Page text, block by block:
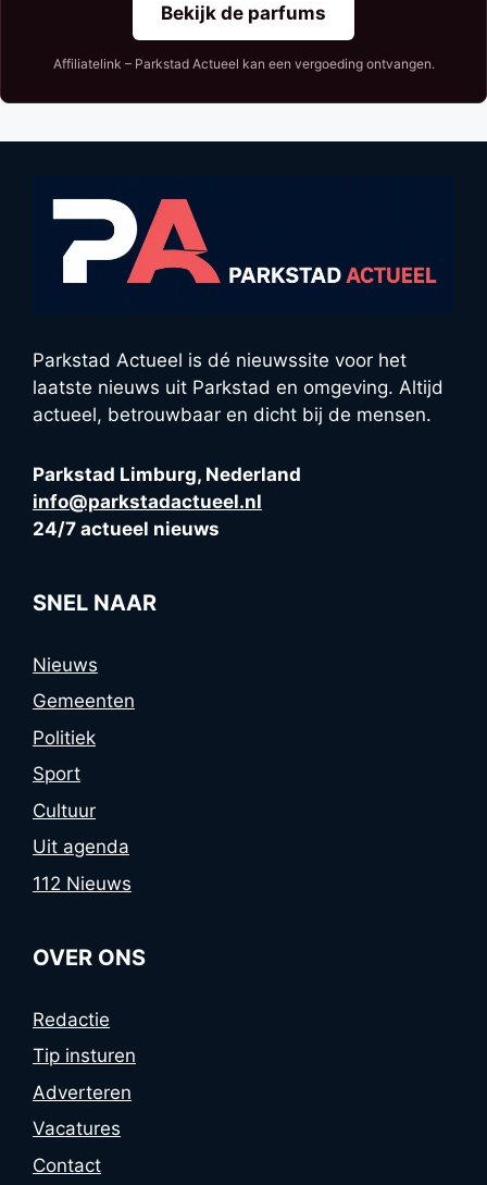
Bekijk de parfums
Affiliatelink – Parkstad Actueel kan een vergoeding ontvangen.
Parkstad Actueel is dé nieuwssite voor het
laatste nieuws uit Parkstad en omgeving. Altijd
actueel, betrouwbaar en dicht bij de mensen.
Parkstad Limburg, Nederland
info@parkstadactueel.nl
24/7 actueel nieuws
SNEL NAAR
Nieuws
Gemeenten
Politiek
Sport
Cultuur
Uit agenda
112 Nieuws
OVER ONS
Redactie
Tip insturen
Adverteren
Vacatures
Contact